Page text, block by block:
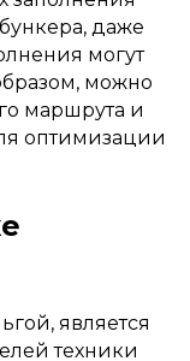
даже
могут
можно
маршрута и
оптимизации
является
техники